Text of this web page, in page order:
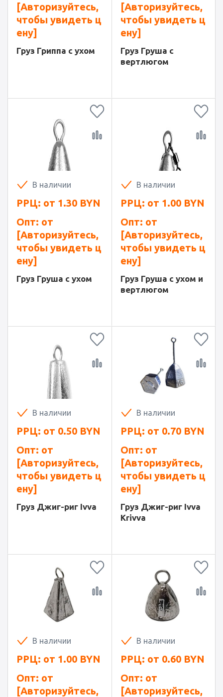
[Авторизуйтесь,
чтобы увидеть ц
ену]
Груз Гриппа с ухом
[Авторизуйтесь,
чтобы увидеть ц
ену]
Груз Груша с
вертлюгом
В наличии
РРЦ: от 1.30 BYN
Опт: от
[Авторизуйтесь,
чтобы увидеть ц
ену]
Груз Груша с ухом
В наличии
РРЦ: от 1.00 BYN
Опт: от
[Авторизуйтесь,
чтобы увидеть ц
ену]
Груз Груша с ухом и
вертлюгом
В наличии
РРЦ: от 0.50 BYN
Опт: от
[Авторизуйтесь,
чтобы увидеть ц
ену]
Груз Джиг-риг Ivva
В наличии
РРЦ: от 0.70 BYN
Опт: от
[Авторизуйтесь,
чтобы увидеть ц
ену]
Груз Джиг-риг Ivva
Krivva
В наличии
РРЦ: от 1.00 BYN
Опт: от
[Авторизуйтесь,
В наличии
РРЦ: от 0.60 BYN
Опт: от
[Авторизуйтесь,